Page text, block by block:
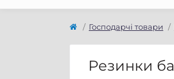
Господарчі товари
Резинки